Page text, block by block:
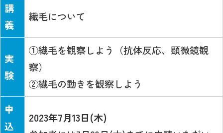
講
義
繊毛について
実
験
①繊毛を観察しよう（抗体反応、顕微鏡観
察）
②繊毛の動きを観察しよう
申
込
2023年7月13日(木)